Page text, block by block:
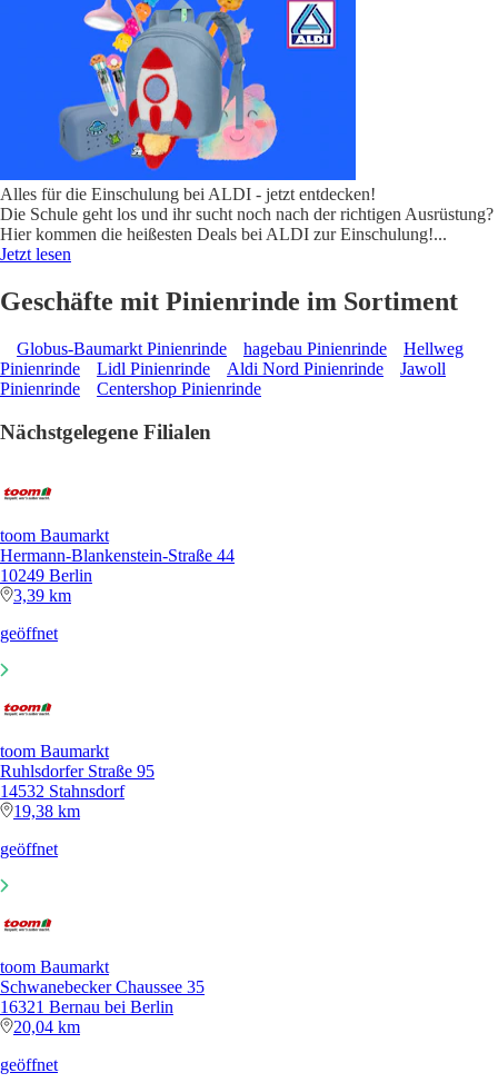
Alles für die Einschulung bei ALDI - jetzt entdecken!
Die Schule geht los und ihr sucht noch nach der richtigen Ausrüstung?
Hier kommen die heißesten Deals bei ALDI zur Einschulung!...
Jetzt lesen
Geschäfte mit Pinienrinde im Sortiment
Globus-Baumarkt Pinienrinde hagebau Pinienrinde
Hellweg
Pinienrinde
Lidl Pinienrinde Aldi Nord Pinienrinde
Jawoll
Pinienrinde
Centershop Pinienrinde
Nächstgelegene Filialen
toom Baumarkt
Hermann-Blankenstein-Straße 44
10249 Berlin
3,39 km
geöffnet
toom Baumarkt
Ruhlsdorfer Straße 95
14532 Stahnsdorf
19,38 km
geöffnet
toom Baumarkt
Schwanebecker Chaussee 35
16321 Bernau bei Berlin
20,04 km
geöffnet